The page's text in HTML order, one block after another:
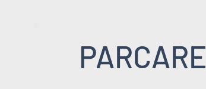
PARCARE